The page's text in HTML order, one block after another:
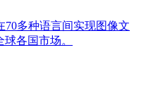
多种语言间实现图像文
各国市场。